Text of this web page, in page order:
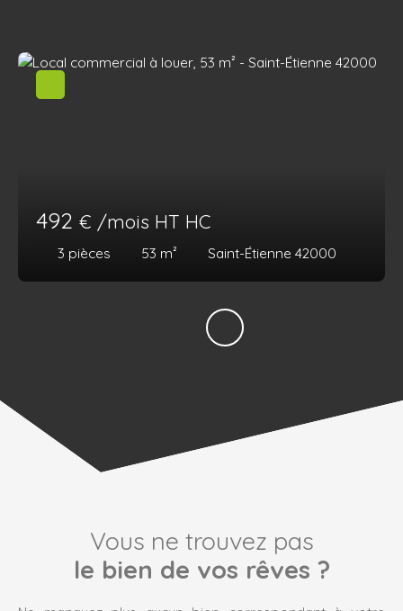
492 € /mois HT HC
3 pièces 53 m² Saint-Étienne 42000
Vous ne trouvez pas
le bien de vos rêves ?